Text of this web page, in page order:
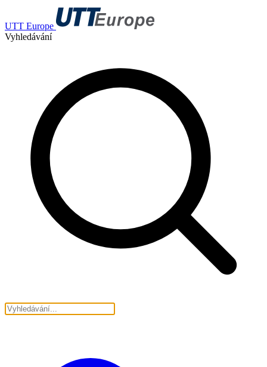
UTT Europe
Vyhledávání